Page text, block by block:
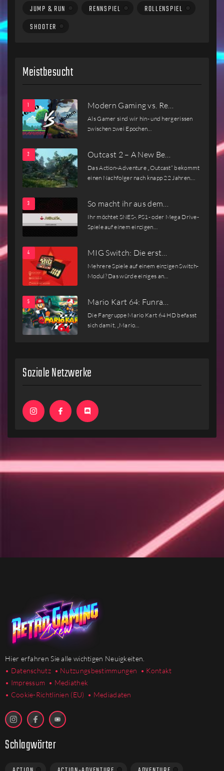
JUMP & RUN
RENNSPIEL
ROLLENSPIEL
SHOOTER
Meistbesucht
Modern Gaming vs. Re…
Als Gamer sind wir hin- und hergerissen
zwischen zwei Epochen…
Outcast 2 – A New Be…
Das Action-Adventure „Outcast“ bekommt
einen Nachfolger nach knapp 22 Jahren.…
So macht ihr aus dem…
Ihr möchtet SNES-, PS1- oder Mega Drive-
Spiele auf einem einzigen…
MIG Switch: Die erst…
Mehrere Spiele auf einem einzigen Switch-
Modul? Das würde einiges an…
Mario Kart 64: Funra…
Die Fangruppe Mario Kart 64 HD befasst
sich damit, „Mario…
Soziale Netzwerke
Hier erfahren Sie alle wichtigen Neuigkeiten.
• Datenschutz • Nutzungsbestimmungen • Kontakt
• Impressum • Mediathek
• Cookie-Richtlinien (EU) • Mediadaten
Schlagwörter